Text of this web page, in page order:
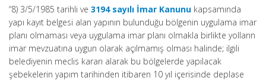
“8) 3/5/1985 tarihli ve 3194 sayılı İmar Kanunu kapsamında
yapı kayıt belgesi alan yapının bulunduğu bölgenin uygulama imar
planı olmaması veya uygulama imar planı olmakla birlikte yolların
imar mevzuatına uygun olarak açılmamış olması halinde; ilgili
belediyenin meclis kararı alarak bu bölgelerde yapılacak
şebekelerin yapım tarihinden itibaren 10 yıl içerisinde deplase